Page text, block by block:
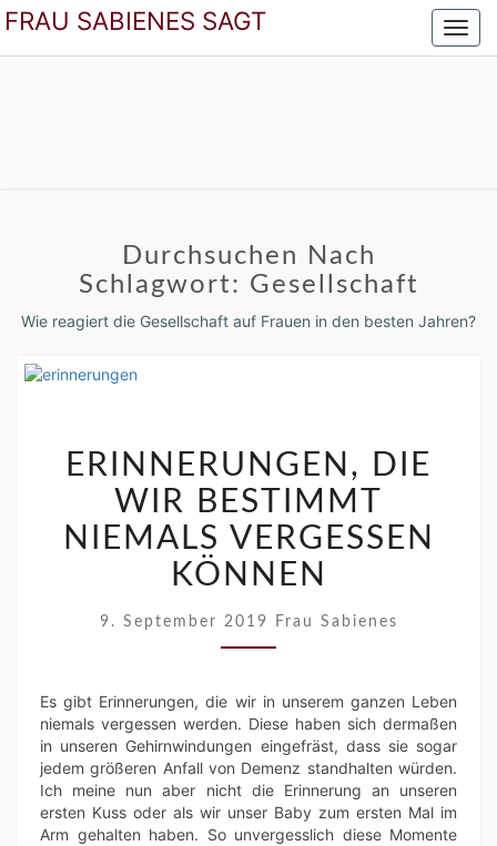
FRAU SABIENES SAGT
Durchsuchen Nach
Schlagwort: Gesellschaft
Wie reagiert die Gesellschaft auf Frauen in den besten Jahren?
DIE
WIR
BESTIMMT
NIEMALS
VERGESSEN
KÖNNEN
ERINNERUNGEN, DIE
WIR BESTIMMT
NIEMALS VERGESSEN
KÖNNEN
9. September 2019 Frau Sabienes
Es gibt Erinnerungen, die wir in unserem ganzen Leben
niemals vergessen werden. Diese haben sich dermaßen
in unseren Gehirnwindungen eingefräst, dass sie sogar
jedem größeren Anfall von Demenz standhalten würden.
Ich meine nun aber nicht die Erinnerung an unseren
ersten Kuss oder als wir unser Baby zum ersten Mal im
Arm gehalten haben. So unvergesslich diese Momente